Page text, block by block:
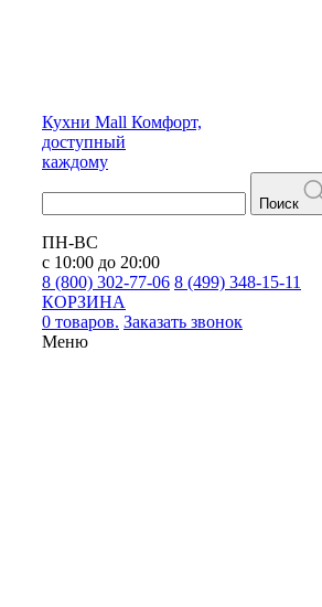
Кухни Mall Комфорт,
доступный
каждому
Поиск
ПН-ВС
с 10:00 до 20:00
8 (800) 302-77-06 8 (499) 348-15-11
КОРЗИНА
0 товаров. Заказать звонок
Меню